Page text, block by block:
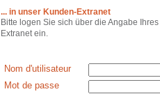
... in unser Kunden-Extranet
Bitte logen Sie sich über die Angabe
Extranet ein.
Nom d'utilisateur
Mot de passe